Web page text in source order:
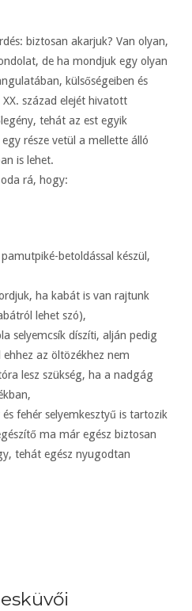
biztosan akarjuk? Van olyan,
de ha mondjuk egy olyan
külsőségeiben és
század elejét hivatott
tehát az est egyik
része vetül a mellette álló
is lehet.
rá, hogy:
betoldással készül,
ha kabát is van rajtunk
lehet szó),
selyemcsík díszíti, alján pedig
az öltözékhez nem
lesz szükség, ha a nadgág
fehér selyemkesztyű is tartozik
ma már egész biztosan
tehát egész nyugodtan